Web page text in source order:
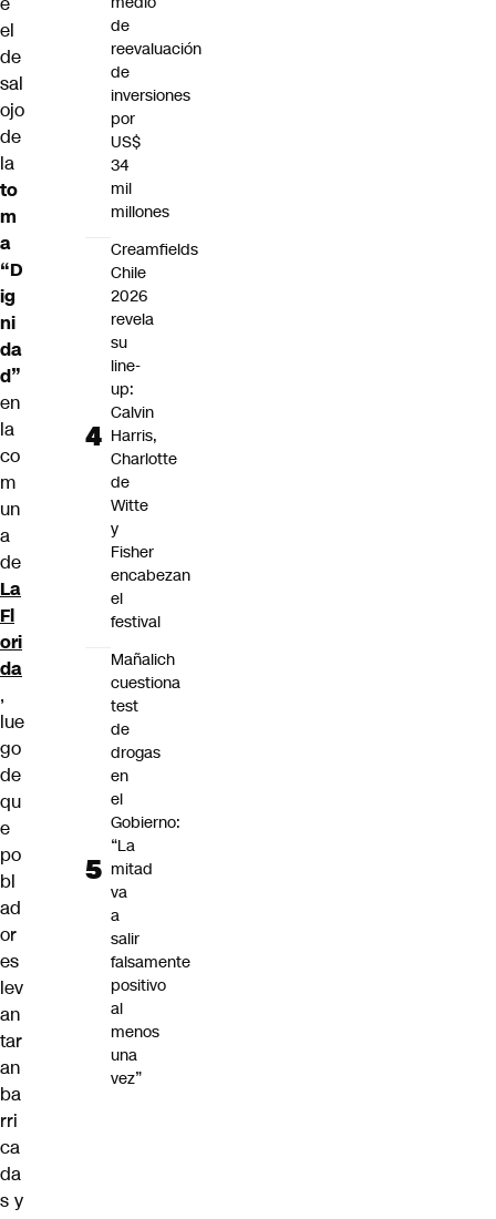
el
de
sal
ojo
de
la
to
m
a
“D
ig
ni
da
d”
en
la
co
m
un
a
de
La
Fl
ori
da
,
lue
go
de
qu
e
po
bl
ad
or
es
lev
an
tar
an
ba
rri
ca
da
s y
de
reevaluación
de
inversiones
por
US$
34
mil
millones
Creamfields
Chile
2026
revela
su
line-
up:
Calvin
Harris,
Charlotte
de
Witte
y
Fisher
encabezan
el
festival
Mañalich
cuestiona
test
de
drogas
en
el
Gobierno:
“La
mitad
va
a
salir
falsamente
positivo
al
menos
una
vez”